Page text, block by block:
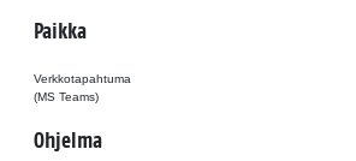
Paikka
Verkkotapahtuma
(MS Teams)
Ohjelma